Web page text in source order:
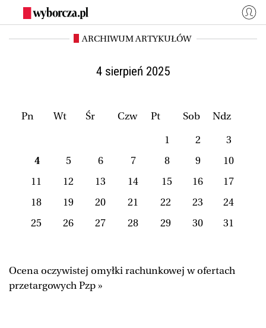
WYBORCZA.PL
Świat
Wyborcza.biz Co jest grane24
Magazyny BIQdata
Jutronauci Osiem Dziewięć
NASZE SERWISY
Duży Format Wysokie Obcasy
Zaloguj się
ARCHIWUM ARTYKUŁÓW
4 sierpień 2025
Pn Wt Śr Czw Pt Sob
Ndz
1
2
3
4
5 6 7 8 9
10
11
12 13 14 15 16
17
18
19 20 21 22 23
24
25
26 27 28 29 30 31
Ocena oczywistej omyłki rachunkowej w ofertach
przetargowych Pzp »